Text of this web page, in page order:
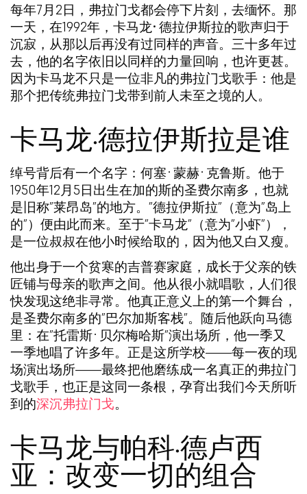
每年7月2日，弗拉门戈都会停下片刻，去缅怀。那
一天，在1992年， 卡马龙·德拉伊斯拉的歌声归于
沉寂，从那以后再没有过同样的声音。三十多年过
去，他的名字依旧以同样的力量回响，也许更甚。
因为卡马龙不只是一位非凡的弗拉门戈歌手：他是
那个把传统弗拉门戈带到前人未至之境的人。
卡马龙·德拉伊斯拉是谁
绰号背后有一个名字：何塞·蒙赫·克鲁斯。他于
1950年12月5日出生在加的斯的圣费尔南多，也就
是旧称”莱昂岛”的地方。”德拉伊斯拉”（意为”岛上
的”）便由此而来。至于”卡马龙”（意为”小虾”），
是一位叔叔在他小时候给取的，因为他又白又瘦。
他出身于一个贫寒的吉普赛家庭，成长于父亲的铁
匠铺与母亲的歌声之间。他从很小就唱歌，人们很
快发现这绝非寻常。他真正意义上的第一个舞台，
是圣费尔南多的”巴尔加斯客栈”。随后他跃向马德
里：在”托雷斯·贝尔梅哈斯”演出场所，他一季又
一季地唱了许多年。正是这所学校——每一夜的现
场演出场所——最终把他磨练成一名真正的弗拉门
戈歌手，也正是这同一条根，孕育出我们今天所听
到的深沉弗拉门戈。
卡马龙与帕科·德卢西
亚：改变一切的组合